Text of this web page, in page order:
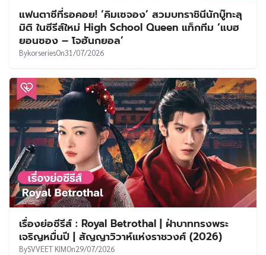
แฟนตาซีที่รอคอย! ‘คิมเซจอง’ สวมบทราชินีนักบู๊ทะลุ
มิติ ในซีรีส์ใหม่ High School Queen แท็กทีม ‘แบฮ
ยอนซอง – โจฮันกยอล’
BykorseriesOn31/07/2026
เรื่องย่อซีรีส์ : Royal Betrothal | ฝ่าบาททรงพระ
เจริญหมื่นปี | สัญญาวิวาห์แห่งราชวงศ์ (2026)
BySVVEET KIMOn29/07/2026